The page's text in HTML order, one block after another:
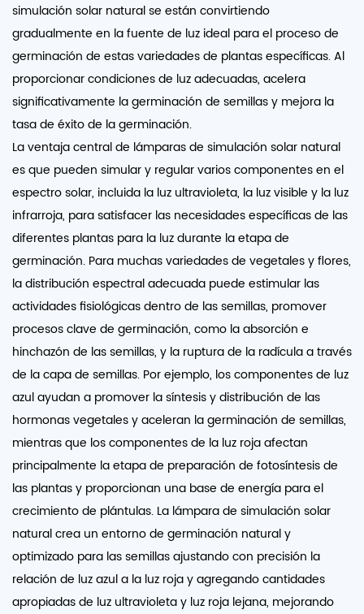
simulación solar natural se están convirtiendo
gradualmente en la fuente de luz ideal para el proceso de
germinación de estas variedades de plantas específicas. Al
proporcionar condiciones de luz adecuadas, acelera
significativamente la germinación de semillas y mejora la
tasa de éxito de la germinación.
La ventaja central de lámparas de simulación solar natural
es que pueden simular y regular varios componentes en el
espectro solar, incluida la luz ultravioleta, la luz visible y la luz
infrarroja, para satisfacer las necesidades específicas de las
diferentes plantas para la luz durante la etapa de
germinación. Para muchas variedades de vegetales y flores,
la distribución espectral adecuada puede estimular las
actividades fisiológicas dentro de las semillas, promover
procesos clave de germinación, como la absorción e
hinchazón de las semillas, y la ruptura de la radícula a través
de la capa de semillas. Por ejemplo, los componentes de luz
azul ayudan a promover la síntesis y distribución de las
hormonas vegetales y aceleran la germinación de semillas,
mientras que los componentes de la luz roja afectan
principalmente la etapa de preparación de fotosíntesis de
las plantas y proporcionan una base de energía para el
crecimiento de plántulas. La lámpara de simulación solar
natural crea un entorno de germinación natural y
optimizado para las semillas ajustando con precisión la
relación de luz azul a la luz roja y agregando cantidades
apropiadas de luz ultravioleta y luz roja lejana, mejorando